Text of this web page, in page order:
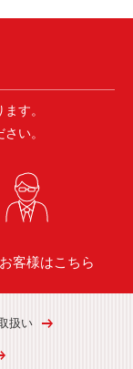
す。
い。
客様はこちら
扱い